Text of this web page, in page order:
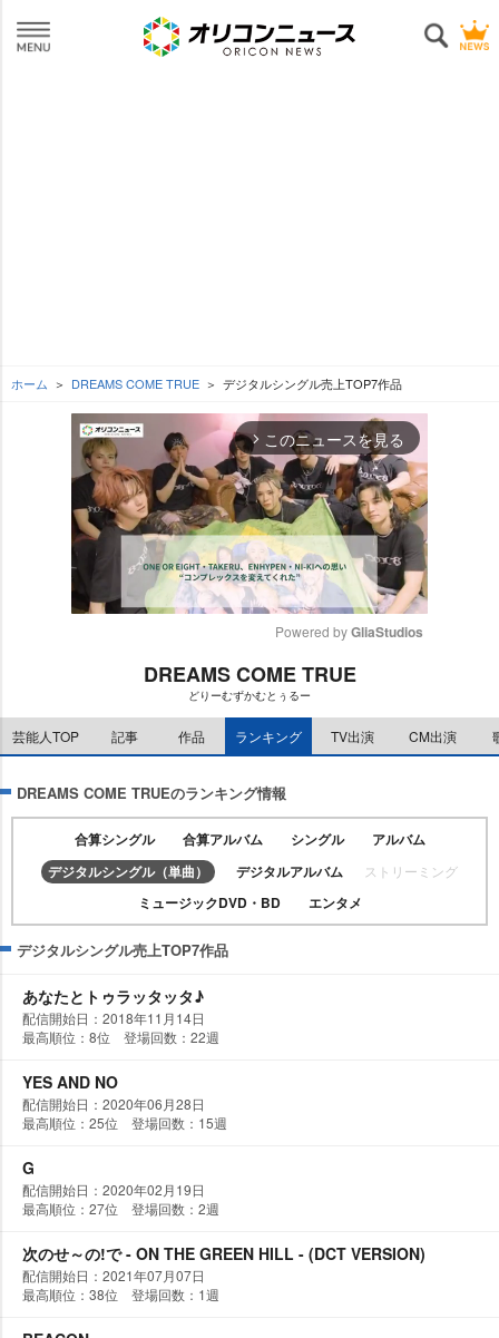
ホーム DREAMS COME TRUE デジタルシングル売上TOP7作品
arrow_forward_ios このニュースを見る
M
t
e
Powered by GliaStudios
DREAMS COME TRUE
どりーむずかむとぅるー
芸能人TOP 記事 作品 ランキング TV出演 CM出演
DREAMS COME TRUEのランキング情報
合算シングル 合算アルバム シングル
アルバム
デジタルシングル（単曲）
デジタルアルバム ストリーミング
ミュージックDVD・BD エンタメ
デジタルシングル売上TOP7作品
あなたとトゥラッタッタ♪
配信開始日：2018年11月14日
最高順位：8位 登場回数：22週
YES AND NO
配信開始日：2020年06月28日
最高順位：25位 登場回数：15週
G
配信開始日：2020年02月19日
最高順位：27位 登場回数：2週
次のせ～の!で - ON THE GREEN HILL - (DCT VERSION)
配信開始日：2021年07月07日
最高順位：38位 登場回数：1週